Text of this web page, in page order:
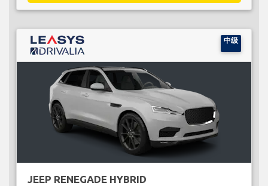
中级
JEEP RENEGADE HYBRID